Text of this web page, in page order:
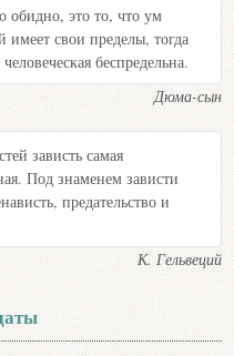
обидно, это то, что ум
имеет свои пределы, тогда
беспредельна.
Дюма-сын
зависть самая
Под знаменем зависти
предательство и
К. Гельвеций